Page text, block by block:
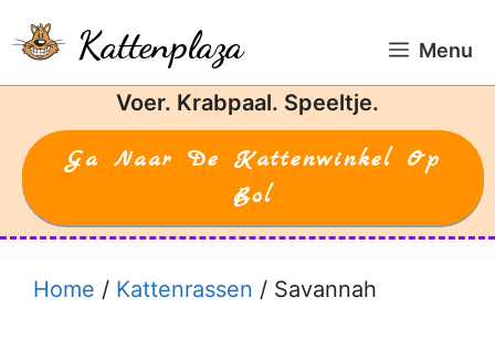
naar
de
Kattenplaza Menu
Voer. Krabpaal. Speeltje.
Ga Naar De Kattenwinkel Op
Bol
Home / Kattenrassen / Savannah